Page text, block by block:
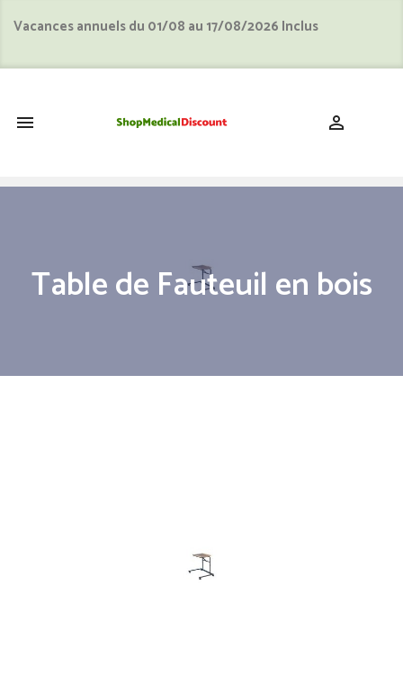
Vacances annuels du 01/08 au 17/08/2026 Inclus
 
Table de Fauteuil en bois